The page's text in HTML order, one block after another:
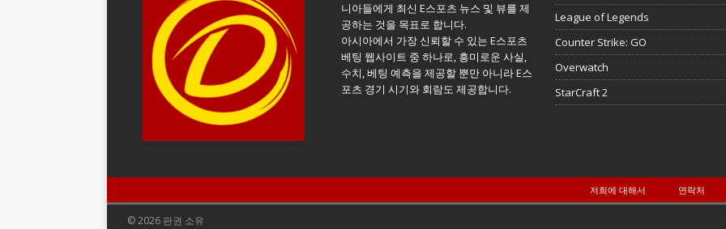
니아들에게 최신 E스포츠 뉴스 및 뷰를 제
공하는 것을 목표로 합니다.
아시아에서 가장 신뢰할 수 있는 E스포츠
베팅 웹사이트 중 하나로, 흥미로운 사실,
수치, 베팅 예측을 제공할 뿐만 아니라 E스
포츠 경기 시기와 회람도 제공합니다.
League of Legends
Counter Strike: GO
Overwatch
StarCraft 2
저희에 대해서 연락처
© 2026 판권 소유